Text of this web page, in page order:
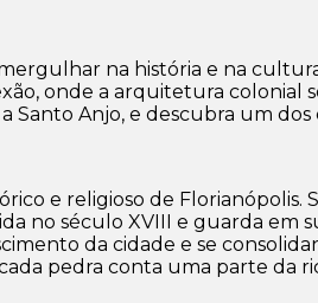
na história e na
onde a arquitetura colonial
Santo Anjo, e descubra um dos
e religioso de Florianópolis.
no século XVIII e guarda em
da cidade e se
pedra conta uma parte da